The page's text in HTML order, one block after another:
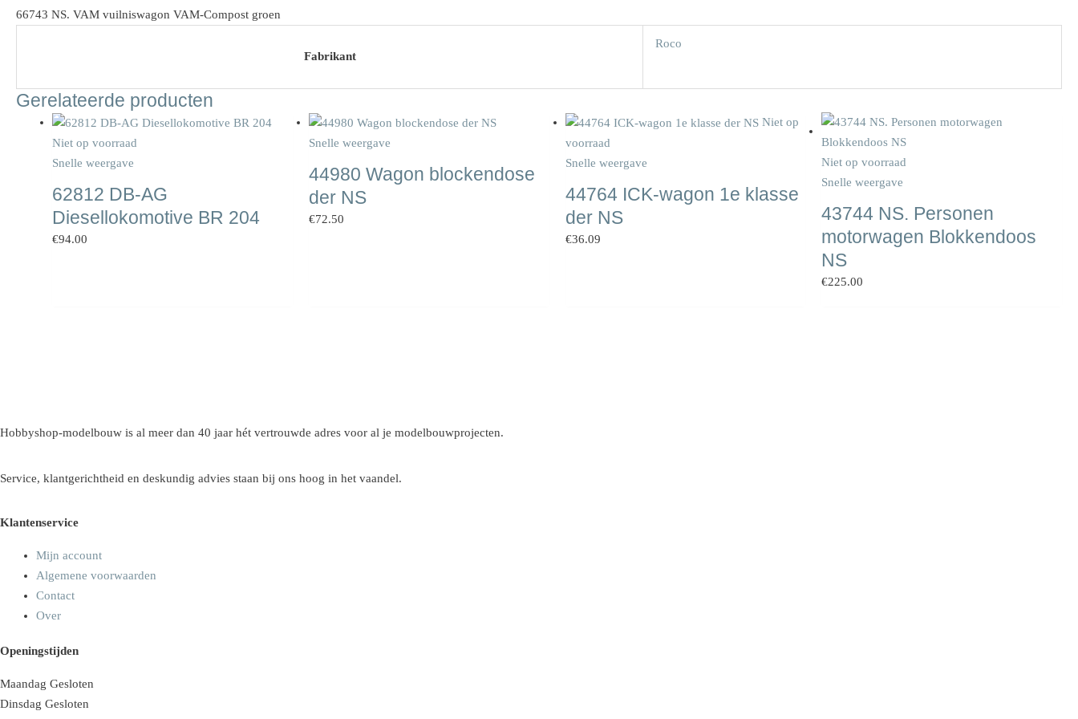
66743 NS. VAM vuilniswagon VAM-Compost groen
Fabrikant
Roco
Gerelateerde producten
Niet op voorraad
Snelle weergave
62812 DB-AG
Diesellokomotive BR 204
€94.00
Snelle weergave
44980 Wagon blockendose
der NS
€72.50
Niet op
voorraad
Snelle weergave
44764 ICK-wagon 1e klasse
der NS
€36.09
Niet op voorraad
Snelle weergave
43744 NS. Personen
motorwagen Blokkendoos
NS
€225.00
Hobbyshop-modelbouw is al meer dan 40 jaar hét vertrouwde adres voor al je modelbouwprojecten.
Service, klantgerichtheid en deskundig advies staan bij ons hoog in het vaandel.
Klantenservice
Mijn account
Algemene voorwaarden
Contact
Over
Openingstijden
Maandag Gesloten
Dinsdag Gesloten